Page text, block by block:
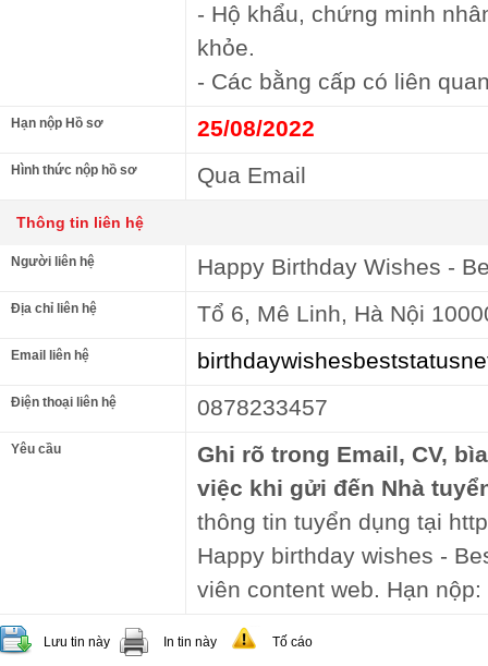
- Hộ khẩu, chứng minh
khỏe.
- Các bằng cấp có liên
Hạn nộp Hồ sơ 25/08/2022
Hình thức nộp hồ sơ Qua Email
Thông tin liên hệ
Người liên hệ Happy Birthday Wishes -
Địa chỉ liên hệ Tổ 6, Mê Linh, Hà Nội
Email liên hệ
Điện thoại liên hệ 0878233457
Yêu cầu
Ghi rõ trong Email, CV,
việc khi gửi đến Nhà
thông tin tuyển dụng tại
Happy birthday wishes -
viên content web. Hạn
Lưu tin này In tin này Tố cáo